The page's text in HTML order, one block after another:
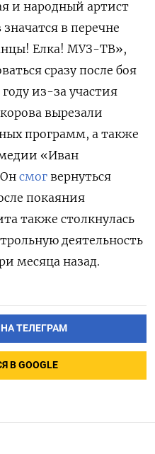
и народный артист
в перечне
Елка! МУЗ-ТВ»,
сразу после боя
из-за участия
вырезали
программ, а также
«Иван
смог вернуться
покаяния
также столкнулась
деятельность
месяца назад.
ТЕЛЕГРАМ
В GOOGLE